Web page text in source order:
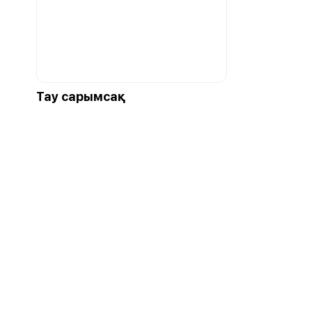
Тау сарымсақ